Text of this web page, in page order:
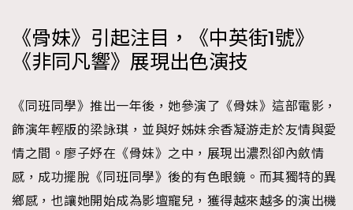
《骨妹》引起注目，《中英街1號》
《非同凡響》展現出色演技
《同班同學》推出一年後，她參演了《骨妹》這部電影，
飾演年輕版的梁詠琪，並與好姊妹余香凝游走於友情與愛
情之間。廖子妤在《骨妹》之中，展現出濃烈卻內斂情
感，成功擺脫《同班同學》後的有色眼鏡。而其獨特的異
鄉感，也讓她開始成為影壇寵兒，獲得越來越多的演出機